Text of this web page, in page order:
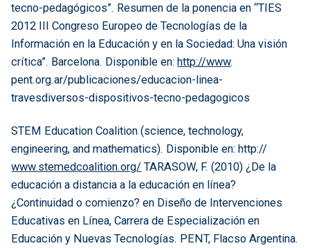
tecno-pedagógicos”. Resumen de la ponencia en “TIES
2012 III Congreso Europeo de Tecnologías de la
Información en la Educación y en la Sociedad: Una visión
crítica”. Barcelona. Disponible en:http://www.
pent.org.ar/publicaciones/educacion-linea-
travesdiversos-dispositivos-tecno-pedagogicos
STEM Education Coalition (science, technology,
engineering, and mathematics). Disponible en: http://
www.stemedcoalition.org/ TARASOW, F. (2010) ¿De la
educación a distancia a la educación en línea?
¿Continuidad o comienzo? en Diseño de Intervenciones
Educativas en Línea, Carrera de Especialización en
Educación y Nuevas Tecnologías. PENT, Flacso Argentina.